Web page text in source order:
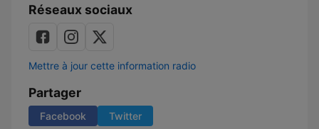
Réseaux sociaux
Mettre à jour cette information radio
Partager
Facebook Twitter